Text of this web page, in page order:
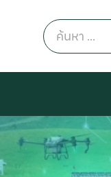
Search
for: